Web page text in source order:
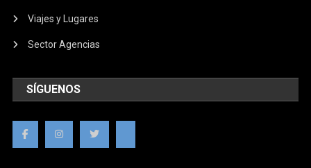
Viajes y Lugares
Sector Agencias
SÍGUENOS